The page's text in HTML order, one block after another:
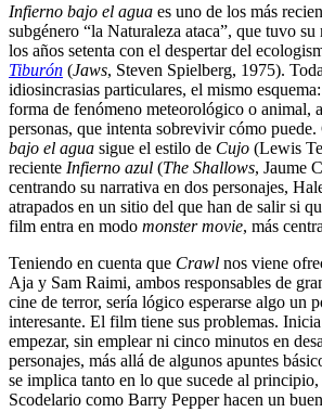
Infierno bajo el agua es uno de los más
subgénero “la Naturaleza ataca”, que tuvo
los años setenta con el despertar del
Tiburón (Jaws, Steven Spielberg, 1975).
idiosincrasias particulares, el mismo
forma de fenómeno meteorológico o animal,
personas, que intenta sobrevivir cómo puede.
bajo el agua sigue el estilo de Cujo (Lewis
reciente Infierno azul (The Shallows, Jaume
centrando su narrativa en dos personajes,
atrapados en un sitio del que han de salir si
film entra en modo monster movie, más
Teniendo en cuenta que Crawl nos viene
Aja y Sam Raimi, ambos responsables de
cine de terror, sería lógico esperarse algo un
interesante. El film tiene sus problemas.
empezar, sin emplear ni cinco minutos en
personajes, más allá de algunos apuntes
se implica tanto en lo que sucede al
Scodelario como Barry Pepper hacen un